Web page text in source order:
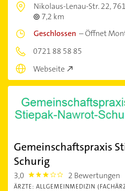
Nikolaus-Lenau-Str. 22,
7,2 km
Geschlossen –Öffnet
0721 88 58 85
Webseite
Gemeinschaftspraxis
Schurig
3,0 3.0 2 Bewertungen
ÄRZTE: ALLGEMEINMEDIZIN